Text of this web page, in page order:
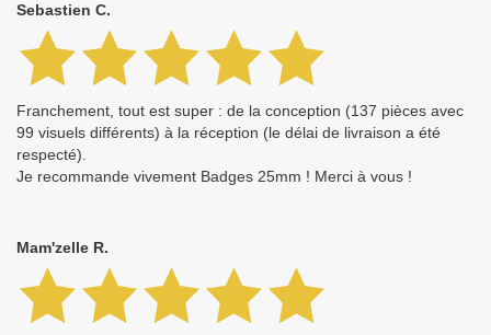
Sebastien C.
Franchement, tout est super : de la conception (137 pièces avec
99 visuels différents) à la réception (le délai de livraison a été
respecté).
Je recommande vivement Badges 25mm ! Merci à vous !
Mam'zelle R.